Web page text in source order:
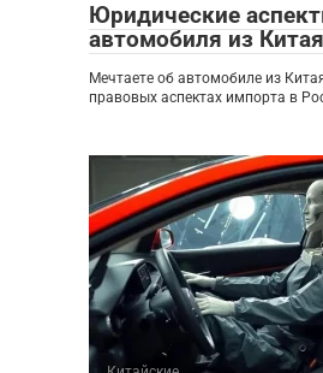
Юридические
автомобиля из Китая
Мечтаете об автомобиле из
правовых аспектах импорта в